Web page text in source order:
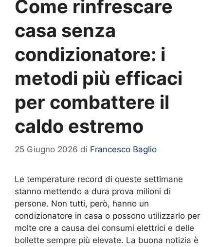
Come rinfrescare
casa senza
condizionatore: i
metodi più efficaci
per combattere il
caldo estremo
25 Giugno 2026 di Francesco Baglio
Le temperature record di queste settimane
stanno mettendo a dura prova milioni di
persone. Non tutti, però, hanno un
condizionatore in casa o possono utilizzarlo per
molte ore a causa dei consumi elettrici e delle
bollette sempre più elevate. La buona notizia è